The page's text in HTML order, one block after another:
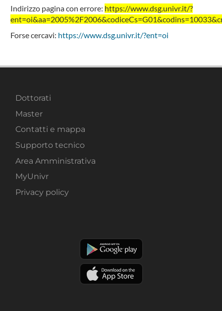
Indirizzo pagina con errore: https://www.dsg.univr.it/?
Forse cercavi: https://www.dsg.univr.it/?ent=oi
Dottorati
Master
Contatti e mappa
Supporto tecnico
Area Amministrativa
MyUnivr
Privacy policy